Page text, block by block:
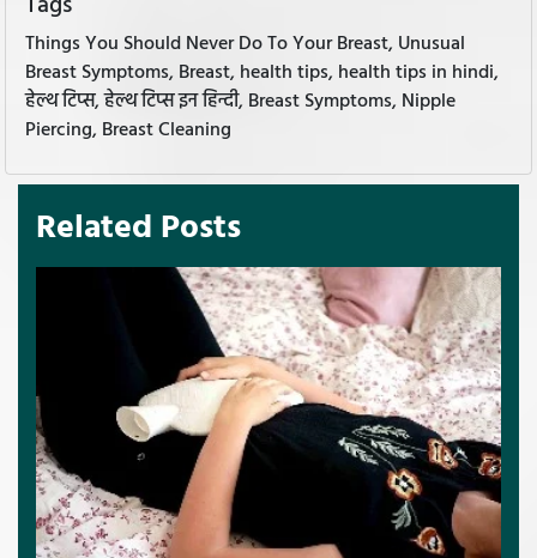
Things You Should Never Do To Your Breast, Unusual
Breast Symptoms, Breast, health tips, health tips in hindi,
हेल्थ टिप्स, हेल्थ टिप्स इन हिन्दी, Breast Symptoms, Nipple
Piercing, Breast Cleaning
Related Posts